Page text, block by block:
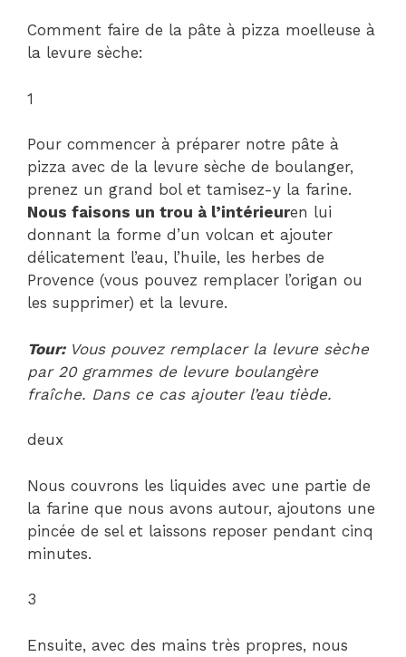
Comment faire de la pâte à pizza moelleuse à
la levure sèche:
1
Pour commencer à préparer notre pâte à
pizza avec de la levure sèche de boulanger,
prenez un grand bol et tamisez-y la farine.
Nous faisons un trou à l’intérieuren lui
donnant la forme d’un volcan et ajouter
délicatement l’eau, l’huile, les herbes de
Provence (vous pouvez remplacer l’origan ou
les supprimer) et la levure.
Tour:Vous pouvez remplacer la levure sèche
par 20 grammes de levure boulangère
fraîche. Dans ce cas ajouter l’eau tiède.
deux
Nous couvrons les liquides avec une partie de
la farine que nous avons autour, ajoutons une
pincée de sel et laissons reposer pendant cinq
minutes.
3
Ensuite, avec des mains très propres, nous